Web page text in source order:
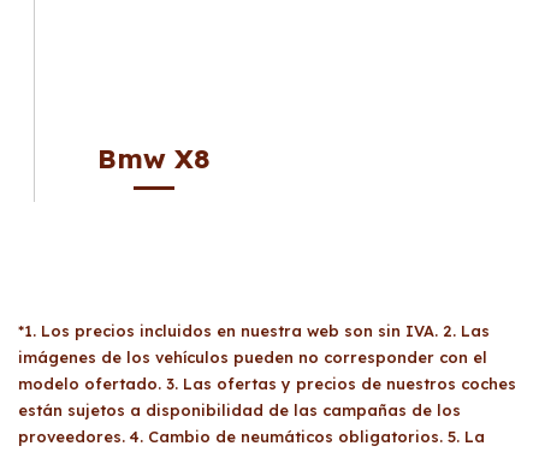
Bmw X8
*1. Los precios incluidos en nuestra web son sin IVA. 2. Las
imágenes de los vehículos pueden no corresponder con el
modelo ofertado. 3. Las ofertas y precios de nuestros coches
están sujetos a disponibilidad de las campañas de los
proveedores. 4. Cambio de neumáticos obligatorios. 5. La